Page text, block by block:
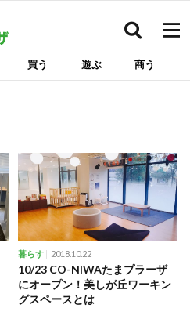
買う 遊ぶ 商う
暮らす 2018.10.22
10/23 CO-NIWAたまプラーザ
にオープン！美しが丘ワーキン
グスペースとは